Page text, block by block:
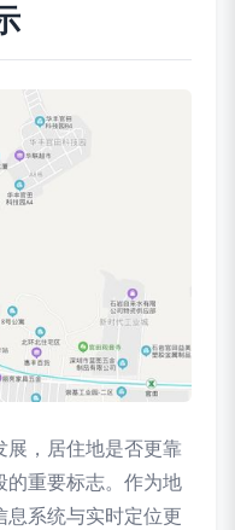
展，居住地是否更靠
的重要标志。作为地
系统与实时定位更